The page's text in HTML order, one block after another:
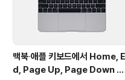
보내 수리를 진행하던 것..
맥북∙애플 키보드에서 Home,
d, Page Up, Page Down 키